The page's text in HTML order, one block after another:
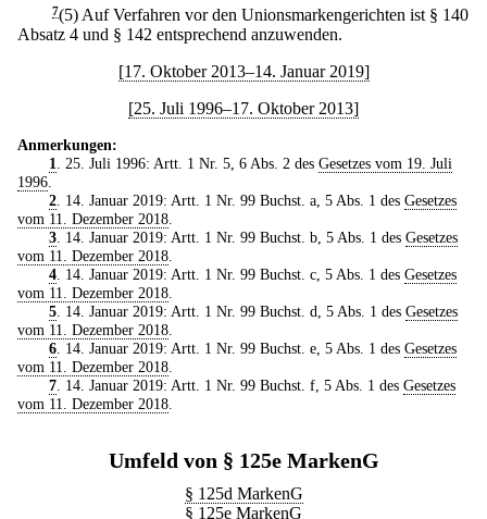
7(5) Auf Verfahren vor den Unionsmarkengerichten ist § 140
Absatz 4 und § 142 entsprechend anzuwenden.
[17. Oktober 2013–14. Januar 2019]
[25. Juli 1996–17. Oktober 2013]
Anmerkungen:
1
. 25. Juli 1996: Artt. 1 Nr. 5, 6 Abs. 2 des Gesetzes vom 19. Juli
1996
2. 14. Januar 2019: Artt. 1 Nr. 99 Buchst. a, 5 Abs. 1 des Gesetzes
vom 11. Dezember 2018
3. 14. Januar 2019: Artt. 1 Nr. 99 Buchst. b, 5 Abs. 1 des Gesetzes
vom 11. Dezember 2018
4. 14. Januar 2019: Artt. 1 Nr. 99 Buchst. c, 5 Abs. 1 des Gesetzes
vom 11. Dezember 2018
5. 14. Januar 2019: Artt. 1 Nr. 99 Buchst. d, 5 Abs. 1 des Gesetzes
vom 11. Dezember 2018
6. 14. Januar 2019: Artt. 1 Nr. 99 Buchst. e, 5 Abs. 1 des Gesetzes
vom 11. Dezember 2018
7. 14. Januar 2019: Artt. 1 Nr. 99 Buchst. f, 5 Abs. 1 des Gesetzes
vom 11. Dezember 2018
Umfeld von § 125e MarkenG
§ 125d MarkenG
§ 125e MarkenG